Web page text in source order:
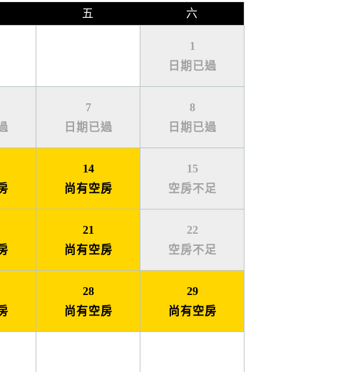
五 六
1
日期已過
7
日期已過
8
日期已過
14
尚有空房
15
空房不足
21
尚有空房
22
空房不足
28
尚有空房
29
尚有空房